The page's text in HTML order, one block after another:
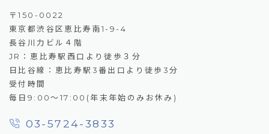
〒150-0022
東京都渋谷区恵比寿南1-9-4
長谷川力ビル４階
JR：恵比寿駅西口より徒歩３分
日比谷線：恵比寿駅3番出口より徒歩3分
受付時間
毎日9:00～17:00(年末年始のみお休み)
03-5724-3833